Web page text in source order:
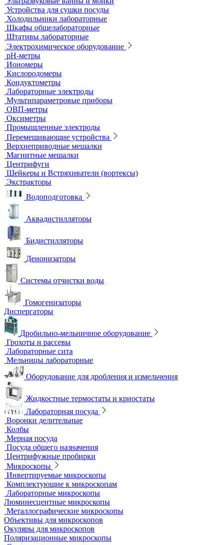
Приборы вакуумного фильтрования
Рефрактометры, Поляриметры и Сахариметры
Ротационные испарители
Секундомеры и таймеры лабораторные
Термометры лабораторные
Титраторы
Ультразвуковые ванны и мойки
Устройства для сушки посуды
Холодильники лабораторные
Шкафы общелабораторные
Штативы лабораторные
Электрохимическое оборудование
pH-метры
Иономеры
Кислородомеры
Кондуктометры
Лабораторные электроды
Мультипараметровые приборы
ОВП-метры
Оксиметры
Промышленные электроды
Перемешивающие устройства
Верхнеприводные мешалки
Магнитные мешалки
Центрифуги
Шейкеры и Встряхиватели (вортексы)
Экстракторы
Водоподготовка
Бидистилляторы
Системы отчистки воды
Гомогенизаторы
Диспергаторы
Дробильно-мельничное оборудование
Грохоты и рассевы
Лабораторные сита
Мельницы лабораторные
Оборудование для дробления и измельчения
Жидкостные термостаты и криостаты
Лабораторная посуда
Воронки делительные
Колбы